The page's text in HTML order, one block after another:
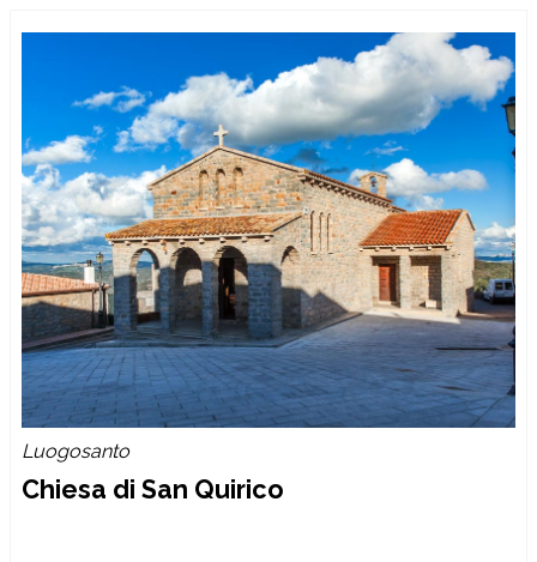
Luogosanto
Chiesa di San Quirico